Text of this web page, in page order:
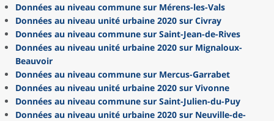
Données au niveau commune sur Mérens-les-Vals
Données au niveau unité urbaine 2020 sur Civray
Données au niveau commune sur Saint-Jean-de-Rives
Données au niveau unité urbaine 2020 sur Mignaloux-
Beauvoir
Données au niveau commune sur Mercus-Garrabet
Données au niveau unité urbaine 2020 sur Vivonne
Données au niveau commune sur Saint-Julien-du-Puy
Données au niveau unité urbaine 2020 sur Neuville-de-